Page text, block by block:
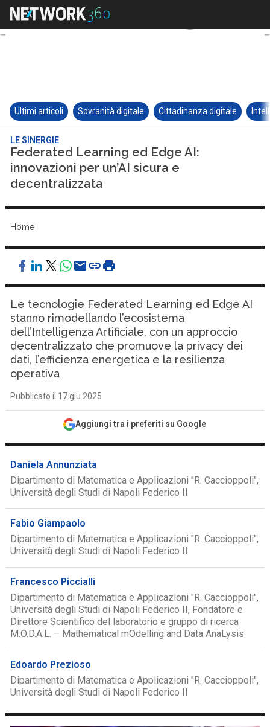
Ultimi articoli Sovranità digitale Cittadinanza digitale
LE SINERGIE
Federated Learning ed Edge AI:
innovazioni per un’AI sicura e
decentralizzata
Home
Le tecnologie Federated Learning ed Edge AI
stanno rimodellando l’ecosistema
dell’Intelligenza Artificiale, con un approccio
decentralizzato che promuove la privacy dei
dati, l’efficienza energetica e la resilienza
operativa
Pubblicato il 17 giu 2025
Aggiungi tra i preferiti su Google
Daniela Annunziata
Dipartimento di Matematica e Applicazioni "R. Caccioppoli",
Università degli Studi di Napoli Federico II
Fabio Giampaolo
Dipartimento di Matematica e Applicazioni "R. Caccioppoli",
Università degli Studi di Napoli Federico II
Francesco Piccialli
Dipartimento di Matematica e Applicazioni "R. Caccioppoli",
Università degli Studi di Napoli Federico II, Fondatore e
Direttore Scientifico del laboratorio e gruppo di ricerca
M.O.D.A.L. – Mathematical mOdelling and Data AnaLysis
Edoardo Prezioso
Dipartimento di Matematica e Applicazioni "R. Caccioppoli",
Università degli Studi di Napoli Federico II